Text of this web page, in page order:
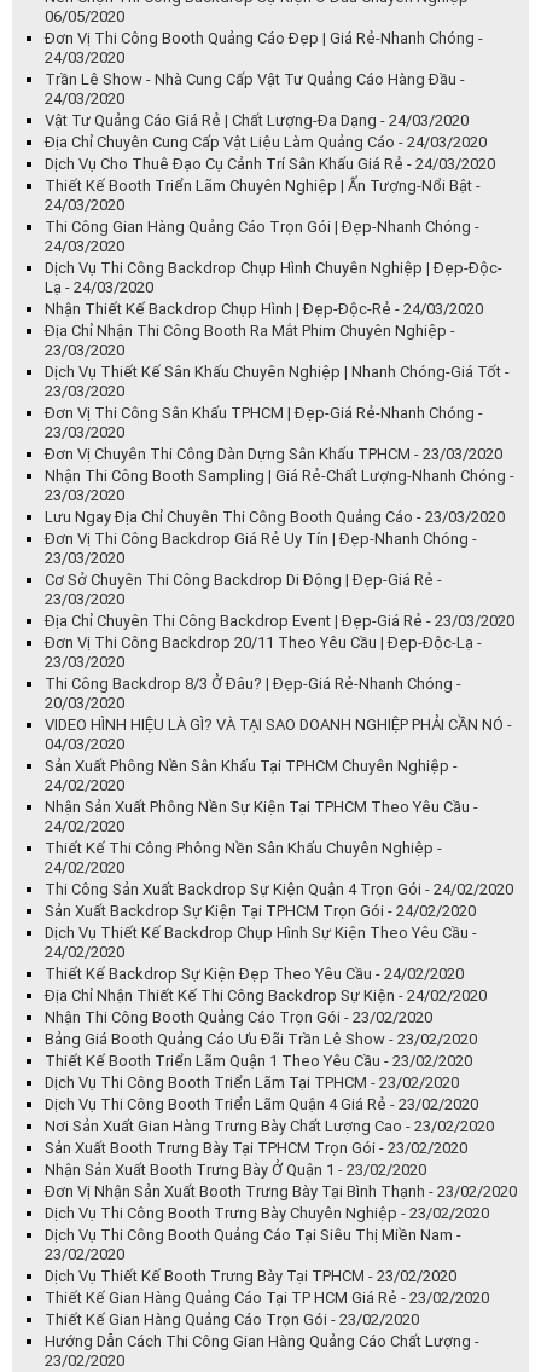
06/05/2020
Đơn Vị Thi Công Booth Quảng Cáo Đẹp | Giá Rẻ-Nhanh Chóng -
24/03/2020
Trần Lê Show - Nhà Cung Cấp Vật Tư Quảng Cáo Hàng Đầu -
24/03/2020
Vật Tư Quảng Cáo Giá Rẻ | Chất Lượng-Đa Dạng - 24/03/2020
Địa Chỉ Chuyên Cung Cấp Vật Liệu Làm Quảng Cáo - 24/03/2020
Dịch Vụ Cho Thuê Đạo Cụ Cảnh Trí Sân Khấu Giá Rẻ - 24/03/2020
Thiết Kế Booth Triển Lãm Chuyên Nghiệp | Ấn Tượng-Nổi Bật -
24/03/2020
Thi Công Gian Hàng Quảng Cáo Trọn Gói | Đẹp-Nhanh Chóng -
24/03/2020
Dịch Vụ Thi Công Backdrop Chụp Hình Chuyên Nghiệp | Đẹp-Độc-
Lạ - 24/03/2020
Nhận Thiết Kế Backdrop Chụp Hình | Đẹp-Độc-Rẻ - 24/03/2020
Địa Chỉ Nhận Thi Công Booth Ra Mắt Phim Chuyên Nghiệp -
23/03/2020
Dịch Vụ Thiết Kế Sân Khấu Chuyên Nghiệp | Nhanh Chóng-Giá Tốt -
23/03/2020
Đơn Vị Thi Công Sân Khấu TPHCM | Đẹp-Giá Rẻ-Nhanh Chóng -
23/03/2020
Đơn Vị Chuyên Thi Công Dàn Dựng Sân Khấu TPHCM - 23/03/2020
Nhận Thi Công Booth Sampling | Giá Rẻ-Chất Lượng-Nhanh Chóng -
23/03/2020
Lưu Ngay Địa Chỉ Chuyên Thi Công Booth Quảng Cáo - 23/03/2020
Đơn Vị Thi Công Backdrop Giá Rẻ Uy Tín | Đẹp-Nhanh Chóng -
23/03/2020
Cơ Sở Chuyên Thi Công Backdrop Di Động | Đẹp-Giá Rẻ -
23/03/2020
Địa Chỉ Chuyên Thi Công Backdrop Event | Đẹp-Giá Rẻ - 23/03/2020
Đơn Vị Thi Công Backdrop 20/11 Theo Yêu Cầu | Đẹp-Độc-Lạ -
23/03/2020
Thi Công Backdrop 8/3 Ở Đâu? | Đẹp-Giá Rẻ-Nhanh Chóng -
20/03/2020
VIDEO HÌNH HIỆU LÀ GÌ? VÀ TẠI SAO DOANH NGHIỆP PHẢI CẦN NÓ -
04/03/2020
Sản Xuất Phông Nền Sân Khấu Tại TPHCM Chuyên Nghiệp -
24/02/2020
Nhận Sản Xuất Phông Nền Sự Kiện Tại TPHCM Theo Yêu Cầu -
24/02/2020
Thiết Kế Thi Công Phông Nền Sân Khấu Chuyên Nghiệp -
24/02/2020
Thi Công Sản Xuất Backdrop Sự Kiện Quận 4 Trọn Gói - 24/02/2020
Sản Xuất Backdrop Sự Kiện Tại TPHCM Trọn Gói - 24/02/2020
Dịch Vụ Thiết Kế Backdrop Chụp Hình Sự Kiện Theo Yêu Cầu -
24/02/2020
Thiết Kế Backdrop Sự Kiện Đẹp Theo Yêu Cầu - 24/02/2020
Địa Chỉ Nhận Thiết Kế Thi Công Backdrop Sự Kiện - 24/02/2020
Nhận Thi Công Booth Quảng Cáo Trọn Gói - 23/02/2020
Bảng Giá Booth Quảng Cáo Ưu Đãi Trần Lê Show - 23/02/2020
Thiết Kế Booth Triển Lãm Quận 1 Theo Yêu Cầu - 23/02/2020
Dịch Vụ Thi Công Booth Triển Lãm Tại TPHCM - 23/02/2020
Dịch Vụ Thi Công Booth Triển Lãm Quận 4 Giá Rẻ - 23/02/2020
Nơi Sản Xuất Gian Hàng Trưng Bày Chất Lượng Cao - 23/02/2020
Sản Xuất Booth Trưng Bày Tại TPHCM Trọn Gói - 23/02/2020
Nhận Sản Xuất Booth Trưng Bày Ở Quận 1 - 23/02/2020
Đơn Vị Nhận Sản Xuất Booth Trưng Bày Tại Bình Thạnh - 23/02/2020
Dịch Vụ Thi Công Booth Trưng Bày Chuyên Nghiệp - 23/02/2020
Dịch Vụ Thi Công Booth Quảng Cáo Tại Siêu Thị Miền Nam -
23/02/2020
Dịch Vụ Thiết Kế Booth Trưng Bày Tại TPHCM - 23/02/2020
Thiết Kế Gian Hàng Quảng Cáo Tại TP HCM Giá Rẻ - 23/02/2020
Thiết Kế Gian Hàng Quảng Cáo Trọn Gói - 23/02/2020
Hướng Dẫn Cách Thi Công Gian Hàng Quảng Cáo Chất Lượng -
23/02/2020